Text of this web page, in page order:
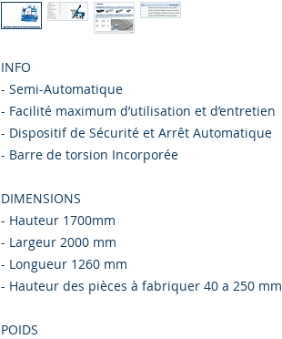
INFO
- Semi-Automatique
- Facilité maximum d’utilisation et d’entretien
- Dispositif de Sécurité et Arrêt Automatique
- Barre de torsion Incorporée
DIMENSIONS
- Hauteur 1700mm
- Largeur 2000 mm
- Longueur 1260 mm
- Hauteur des pièces à fabriquer 40 a 250 mm
POIDS